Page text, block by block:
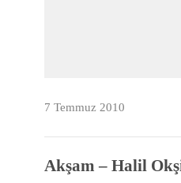
7 Temmuz 2010
Akşam – Halil